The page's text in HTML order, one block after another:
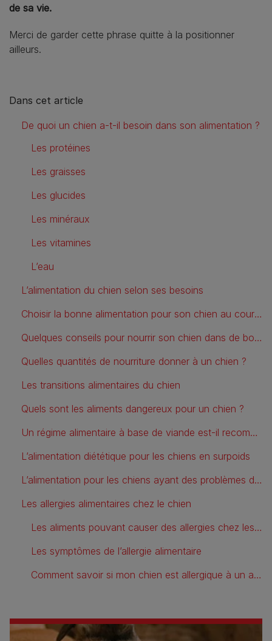
de sa vie.
Merci de garder cette phrase quitte à la positionner
ailleurs.
Dans cet article
De quoi un chien a-t-il besoin dans son alimentation ?
Les protéines
Les graisses
Les glucides
Les minéraux
Les vitamines
L’eau
L’alimentation du chien selon ses besoins
Choisir la bonne alimentation pour son chien au cours de sa vie (chiot, chien adulte, chien senior)
Quelques conseils pour nourrir son chien dans de bonnes conditions
Quelles quantités de nourriture donner à un chien ?
Les transitions alimentaires du chien
Quels sont les aliments dangereux pour un chien ?
Un régime alimentaire à base de viande est-il recommandé pour un chien ?
L’alimentation diététique pour les chiens en surpoids
L’alimentation pour les chiens ayant des problèmes de santé
Les allergies alimentaires chez le chien
Les aliments pouvant causer des allergies chez les chiens
Les symptômes de l’allergie alimentaire
Comment savoir si mon chien est allergique à un aliment ?